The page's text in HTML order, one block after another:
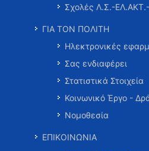
Σχολές Λ.Σ.-
ΓΙΑ ΤΟΝ ΠΟΛΙΤΗ
Ηλεκτρονικές
Σας ενδιαφέρει
Στατιστικά Στοιχεία
Κοινωνικό Έργο -
Νομοθεσία
ΕΠΙΚΟΙΝΩΝΙΑ